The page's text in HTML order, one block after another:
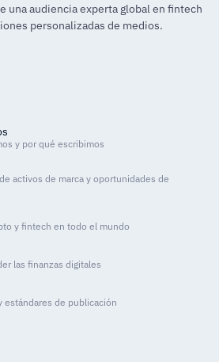
una audiencia experta global en fintech
personalizadas de medios.
y por qué escribimos
activos de marca y oportunidades de
y fintech en todo el mundo
las finanzas digitales
estándares de publicación